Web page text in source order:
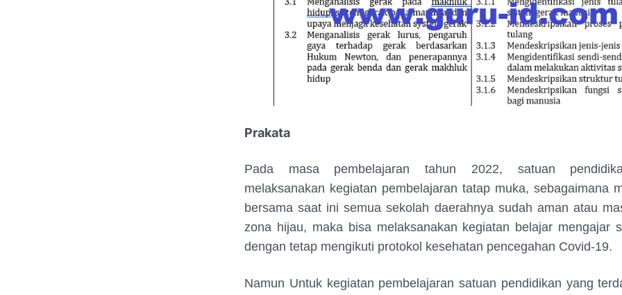
Prakata
Pada masa pembelajaran tahun 2022, satuan
melaksanakan kegiatan pembelajaran tatap muka, sebagaimana
bersama saat ini semua sekolah daerahnya sudah aman atau
zona hijau, maka bisa melaksanakan kegiatan belajar mengajar
dengan tetap mengikuti protokol kesehatan pencegahan Covid-19.
Namun Untuk kegiatan pembelajaran satuan pendidikan yang